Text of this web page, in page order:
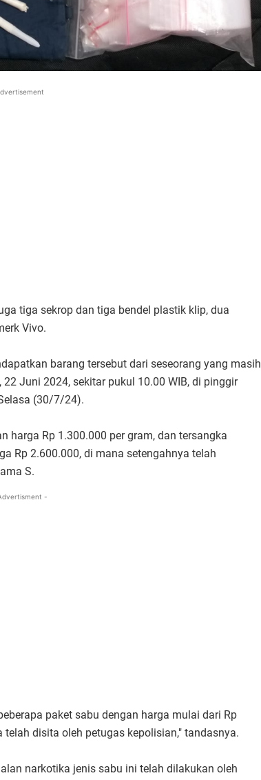
tiga sekrop dan tiga bendel plastik klip, dua
Vivo.
barang tersebut dari seseorang yang masih
Juni 2024, sekitar pukul 10.00 WIB, di pinggir
(30/7/24).
harga Rp 1.300.000 per gram, dan tersangka
Rp 2.600.000, di mana setengahnya telah
S.
-
paket sabu dengan harga mulai dari Rp
disita oleh petugas kepolisian," tandasnya.
narkotika jenis sabu ini telah dilakukan oleh